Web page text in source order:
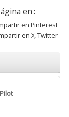
en :